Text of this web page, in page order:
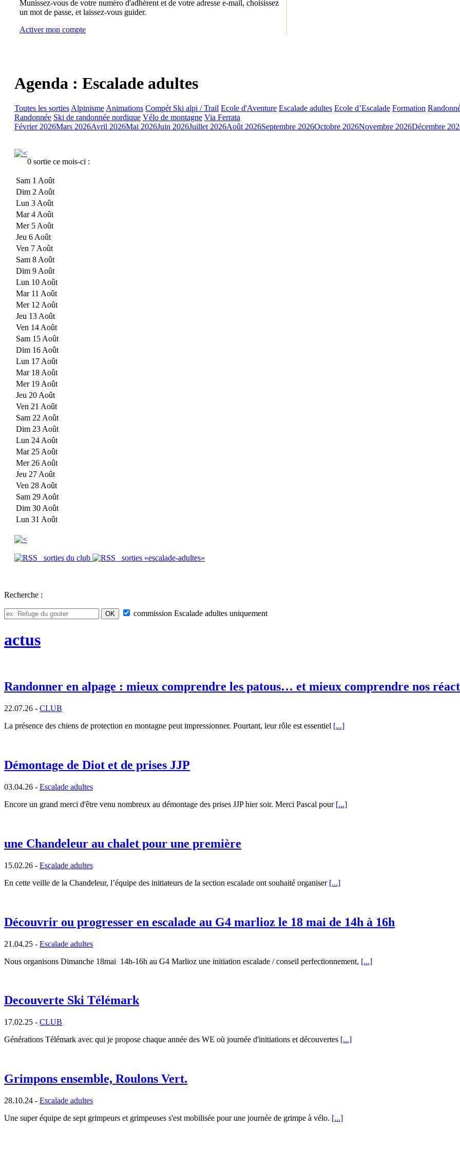
Munissez-vous de votre numéro d'adhérent et de votre adresse e-mail, choisissez
un mot de passe, et laissez-vous guider.
Activer mon compte
Agenda : Escalade adultes
Toutes les sortiesAlpinismeAnimations Compét Ski alpi / Trail Ecole d'Aventure Escalade adultes Ecole d’Escalade Formation
Randonnée Ski de randonnée nordique Vélo de montagne Via Ferrata
Février 2026Mars 2026Avril 2026Mai 2026Juin 2026Juillet 2026Août 2026Septembre 2026Octobre 2026Novembre 2026Décembre
0 sortie ce mois-ci :
Sam 1 Août
Dim 2 Août
Lun 3 Août
Mar 4 Août
Mer 5 Août
Jeu 6 Août
Ven 7 Août
Sam 8 Août
Dim 9 Août
Lun 10 Août
Mar 11 Août
Mer 12 Août
Jeu 13 Août
Ven 14 Août
Sam 15 Août
Dim 16 Août
Lun 17 Août
Mar 18 Août
Mer 19 Août
Jeu 20 Août
Ven 21 Août
Sam 22 Août
Dim 23 Août
Lun 24 Août
Mar 25 Août
Mer 26 Août
Jeu 27 Août
Ven 28 Août
Sam 29 Août
Dim 30 Août
Lun 31 Août
sorties du club sorties «escalade-adultes»
Recherche :
commission Escalade adultes uniquement
actus
Randonner en alpage : mieux comprendre les patous… et mieux comprendre nos
22.07.26 - CLUB
La présence des chiens de protection en montagne peut impressionner. Pourtant, leur rôle est essentiel [...]
Démontage de Diot et de prises JJP
03.04.26 - Escalade adultes
Encore un grand merci d'être venu nombreux au démontage des prises JJP hier soir. Merci Pascal pour [...]
une Chandeleur au chalet pour une première
15.02.26 - Escalade adultes
En cette veille de la Chandeleur, l’équipe des initiateurs de la section escalade ont souhaité organiser [...]
Découvrir ou progresser en escalade au G4 marlioz le 18 mai de 14h à 16h
21.04.25 - Escalade adultes
Nous organisons Dimanche 18mai 14h-16h au G4 Marlioz une initiation escalade / conseil perfectionnement, [...]
Decouverte Ski Télémark
17.02.25 - CLUB
Générations Télémark avec qui je propose chaque année des WE où journée d'initiations et découvertes [...]
Grimpons ensemble, Roulons Vert.
28.10.24 - Escalade adultes
Une super équipe de sept grimpeurs et grimpeuses s'est mobilisée pour une journée de grimpe à vélo. [...]